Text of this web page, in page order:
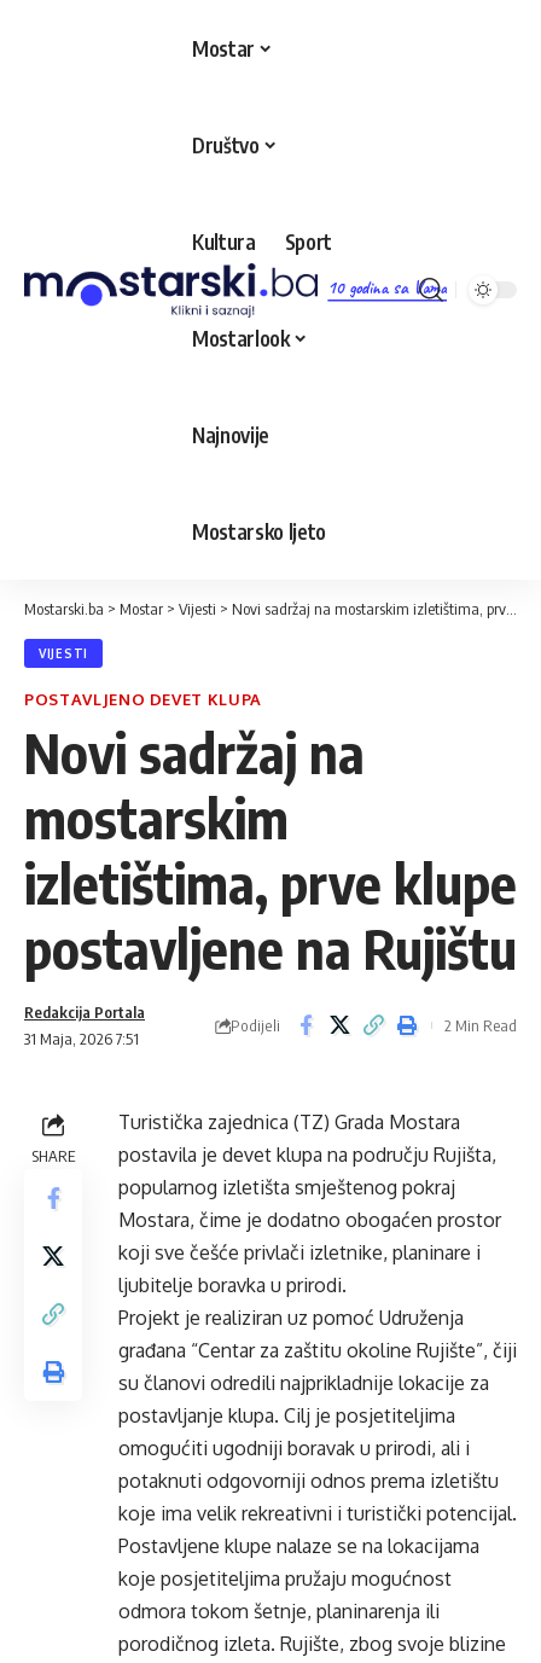
10 godina sa Vama
Mostar
Društvo
Kultura Sport
Mostarlook
Najnovije
Mostarsko ljeto
Mostarski.ba > Mostar > Vijesti > Novi sadržaj na mostarskim izletištima, prve klupe postavljene na Rujištu
VIJESTI
POSTAVLJENO DEVET KLUPA
Novi sadržaj na
mostarskim
izletištima, prve klupe
postavljene na Rujištu
31 Maja, 2026 7:51
Redakcija Portala
Podijeli 2 Min Read
SHARE
Turistička zajednica (TZ) Grada Mostara
postavila je devet klupa na području Rujišta,
popularnog izletišta smještenog pokraj
Mostara, čime je dodatno obogaćen prostor
koji sve češće privlači izletnike, planinare i
ljubitelje boravka u prirodi.
Projekt je realiziran uz pomoć Udruženja
građana “Centar za zaštitu okoline Rujište”, čiji
su članovi odredili najprikladnije lokacije za
postavljanje klupa. Cilj je posjetiteljima
omogućiti ugodniji boravak u prirodi, ali i
potaknuti odgovorniji odnos prema izletištu
koje ima velik rekreativni i turistički potencijal.
Postavljene klupe nalaze se na lokacijama
koje posjetiteljima pružaju mogućnost
odmora tokom šetnje, planinarenja ili
porodičnog izleta. Rujište, zbog svoje blizine